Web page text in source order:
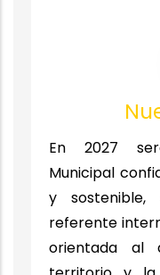
En 2027
Municipal
y sostenible,
referente
orientada al